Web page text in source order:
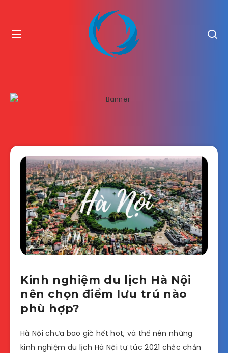
Kinh nghiệm du lịch Hà Nội
nên chọn điểm lưu trú nào
phù hợp?
Hà Nội chưa bao giờ hết hot, và thế nên những
kinh nghiệm du lịch Hà Nội tự túc 2021 chắc chắn